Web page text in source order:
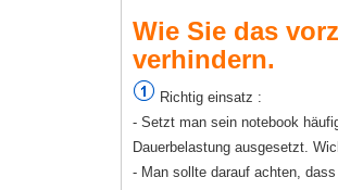
Wie Sie das
verhindern.
Richtig einsatz :
- Setzt man sein notebook
Dauerbelastung ausgesetzt.
- Man sollte darauf achten,